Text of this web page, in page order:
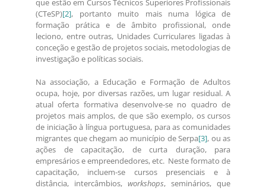
que estão em Cursos Técnicos Superiores Profissionais
(CTeSP)[2], portanto muito mais numa lógica de
formação prática e de âmbito profissional, onde
leciono, entre outras, Unidades Curriculares ligadas à
conceção e gestão de projetos sociais, metodologias de
investigação e políticas sociais.
Na associação, a Educação e Formação de Adultos
ocupa, hoje, por diversas razões, um lugar residual. A
atual oferta formativa desenvolve-se no quadro de
projetos mais amplos, de que são exemplo, os cursos
de iniciação à língua portuguesa, para as comunidades
migrantes que chegam ao município de Serpa[3], ou as
ações de capacitação, de curta duração, para
empresários e empreendedores, etc. Neste formato de
capacitação, incluem-se cursos presenciais e à
distância, intercâmbios, workshops, seminários, que